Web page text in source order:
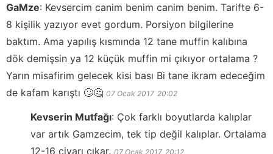
GaMze: Kevsercim canim benim canim benim. Tarifte 6-
8 kişilik yazıyor evet gordum. Porsiyon bilgilerine
baktım. Ama yapılış kısmında 12 tane muffin kalıbına
dök demişsin ya 12 küçük muffin mi çıkıyor ortalama ?
Yarın misafirim gelecek kisi bası Bi tane ikram edeceğim
de kafam karıştı 🙄🤔 07 Ocak 2017 20:02
Kevserin Mutfağı: Çok farklı boyutlarda kalıplar
var artık Gamzecim, tek tip değil kalıplar. Ortalama
12-16 civarı çıkar. 07 Ocak 2017 20:12